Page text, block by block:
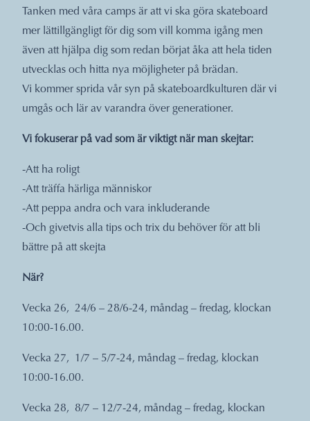
Tanken med våra camps är att vi ska göra skateboard
mer lättillgängligt för dig som vill komma igång men
även att hjälpa dig som redan börjat åka att hela tiden
utvecklas och hitta nya möjligheter på brädan.
Vi kommer sprida vår syn på skateboardkulturen där vi
umgås och lär av varandra över generationer.
Vi fokuserar på vad som är viktigt när man skejtar:
-Att ha roligt
-Att träffa härliga människor
-Att peppa andra och vara inkluderande
-Och givetvis alla tips och trix du behöver för att bli
bättre på att skejta
När?
Vecka 26, 24/6 – 28/6-24, måndag – fredag, klockan
10:00-16.00.
Vecka 27, 1/7 – 5/7-24, måndag – fredag, klockan
10:00-16.00.
Vecka 28, 8/7 – 12/7-24, måndag – fredag, klockan